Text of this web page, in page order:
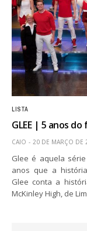
LISTA
GLEE | 5 anos
CAIO 20 DE MARÇO DE
Glee é aquela
anos que a
Glee conta a
McKinley High, de